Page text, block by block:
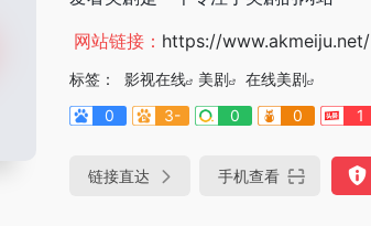
网站链接： https://www.akmeiju.net/
标签： 影视在线 美剧
在线美剧
0
3- 0 0 1
链接直达 手机查看